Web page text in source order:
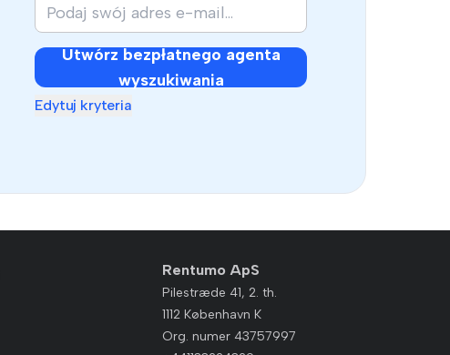
Utwórz bezpłatnego agenta
wyszukiwania
Edytuj kryteria
Rentumo ApS
Pilestræde 41, 2. th.
1112 København K
Org. numer 43757997